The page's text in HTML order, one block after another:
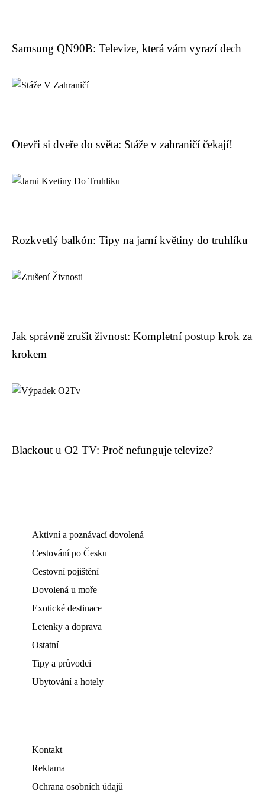
Samsung QN90B: Televize, která vám vyrazí dech
Otevři si dveře do světa: Stáže v zahraničí čekají!
Rozkvetlý balkón: Tipy na jarní květiny do truhlíku
Jak správně zrušit živnost: Kompletní postup krok za
krokem
Blackout u O2 TV: Proč nefunguje televize?
Aktivní a poznávací dovolená
Cestování po Česku
Cestovní pojištění
Dovolená u moře
Exotické destinace
Letenky a doprava
Ostatní
Tipy a průvodci
Ubytování a hotely
Kontakt
Reklama
Ochrana osobních údajů